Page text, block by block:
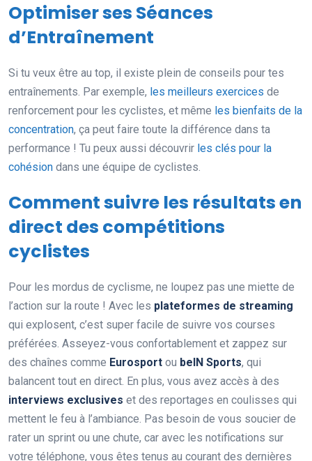
Optimiser ses Séances
d’Entraînement
Si tu veux être au top, il existe plein de conseils pour tes
entraînements. Par exemple, les meilleurs exercices de
renforcement pour les cyclistes, et même les bienfaits de la
concentration, ça peut faire toute la différence dans ta
performance ! Tu peux aussi découvrir les clés pour la
cohésion dans une équipe de cyclistes.
Comment suivre les résultats en
direct des compétitions
cyclistes
Pour les mordus de cyclisme, ne loupez pas une miette de
l’action sur la route ! Avec les plateformes de streaming
qui explosent, c’est super facile de suivre vos courses
préférées. Asseyez-vous confortablement et zappez sur
des chaînes comme Eurosport ou beIN Sports, qui
balancent tout en direct. En plus, vous avez accès à des
interviews exclusives et des reportages en coulisses qui
mettent le feu à l’ambiance. Pas besoin de vous soucier de
rater un sprint ou une chute, car avec les notifications sur
votre téléphone, vous êtes tenus au courant des dernières